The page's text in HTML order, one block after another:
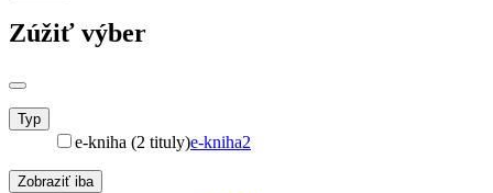
Zúžiť výber
Typ
e-kniha (2 tituly)e-kniha2
Zobraziť iba